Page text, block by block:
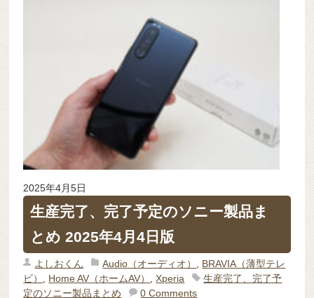
2025年4月5日
生産完了、完了予定のソニー製品ま
とめ 2025年4月4日版
よしおくん Audio（オーディオ）
BRAVIA（薄型テレ
ビ）
Home AV（ホームAV） ,Xperia
生産完了、完了予
定のソニー製品まとめ
0 Comments